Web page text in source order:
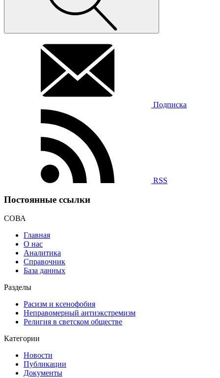
Подписка
RSS
Постоянные ссылки
СОВА
Главная
О нас
Аналитика
Справочник
База данных
Разделы
Расизм и ксенофобия
Неправомерный антиэкстремизм
Религия в светском обществе
Категории
Новости
Публикации
Документы